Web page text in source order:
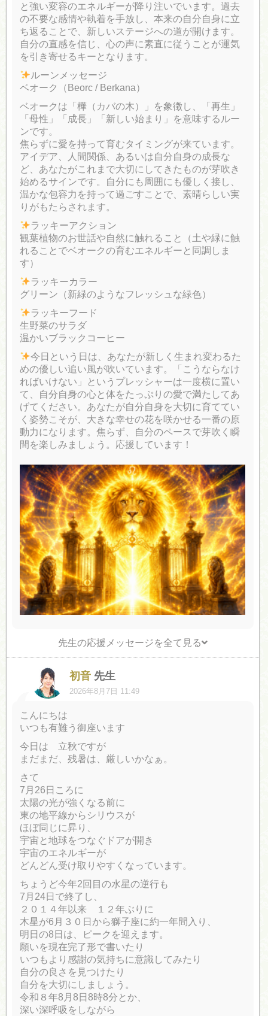
と強い変容のエネルギーが降り注いでいます。過去
の不要な感情や執着を手放し、本来の自分自身に立
ち返ることで、新しいステージへの道が開けます。
自分の直感を信じ、心の声に素直に従うことが運気
を引き寄せるキーとなります。
ルーンメッセージ
ベオーク（Beorc / Berkana）
ベオークは「樺（カバの木）」を象徴し、「再生」
「母性」「成長」「新しい始まり」を意味するルー
ンです。
焦らずに愛を持って育むタイミングが来ています。
アイデア、人間関係、あるいは自分自身の成長な
ど、あなたがこれまで大切にしてきたものが芽吹き
始めるサインです。自分にも周囲にも優しく接し、
温かな包容力を持って過ごすことで、素晴らしい実
りがもたらされます。
ラッキーアクション
観葉植物のお世話や自然に触れること（土や緑に触
れることでベオークの育むエネルギーと同調しま
す）
ラッキーカラー
グリーン（新緑のようなフレッシュな緑色）
ラッキーフード
生野菜のサラダ
温かいブラックコーヒー
今日という日は、あなたが新しく生まれ変わるた
めの優しい追い風が吹いています。「こうならなけ
ればいけない」というプレッシャーは一度横に置い
て、自分自身の心と体をたっぷりの愛で満たしてあ
げてください。あなたが自分自身を大切に育ててい
く姿勢こそが、大きな幸せの花を咲かせる一番の原
動力になります。焦らず、自分のペースで芽吹く瞬
間を楽しみましょう。応援しています！
先生の応援メッセージを全て見る
初音 先生
2026年8月7日 11:49
こんにちは
いつも有難う御座います
今日は 立秋ですが
まだまだ、残暑は、厳しいかなぁ。
さて
7月26日ころに
太陽の光が強くなる前に
東の地平線からシリウスが
ほぼ同じに昇り、
宇宙と地球をつなぐドアが開き
宇宙のエネルギーが
どんどん受け取りやすくなっています。
ちょうど今年2回目の水星の逆行も
7月24日で終了し、
２０１４年以来 １２年ぶりに
木星が6月３０日から獅子座に約一年間入り、
明日の8日は、ピークを迎えます。
願いを現在完了形で書いたり
いつもより感謝の気持ちに意識してみたり
自分の良さを見つけたり
自分を大切にしましょう。
令和８年8月8日8時8分とか、
深い深呼吸をしながら